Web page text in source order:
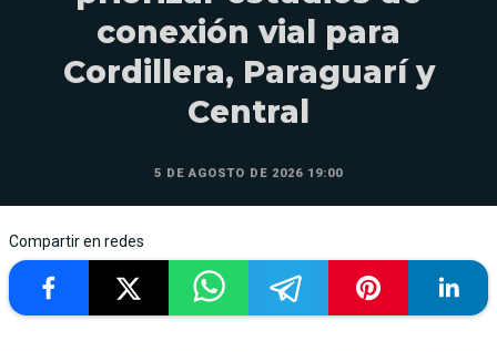
conexión vial para
Cordillera, Paraguarí y
Central
5 DE AGOSTO DE 2026 19:00
Compartir en redes